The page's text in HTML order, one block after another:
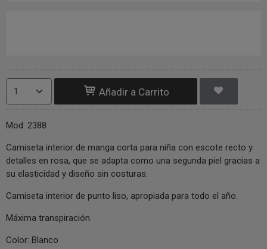
Añadir a Carrito
Mod: 2388
Camiseta interior de manga corta para niña con escote recto y
detalles en rosa, que se adapta como una segunda piel gracias a
su elasticidad y diseño sin costuras.
Camiseta interior de punto liso, apropiada para todo el año.
Máxima transpiración.
Color: Blanco